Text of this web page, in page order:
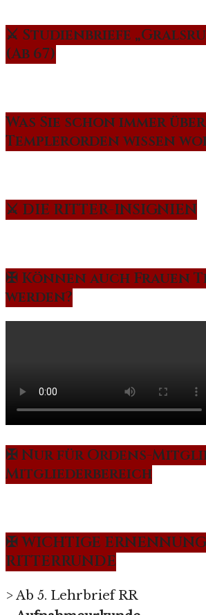
⚔️ Studienbriefe
(Ab 67)
Was Sie schon immer
Templerorden wissen
⚔️ DIE RITTER-INSIGNIEN
✠ Können auch Frauen
werden?
✠ Nur für Ordens-
Mitgliederbereich
✠ WICHTIGE
RITTERRUNDE
> Ab 5. Lehrbrief RR